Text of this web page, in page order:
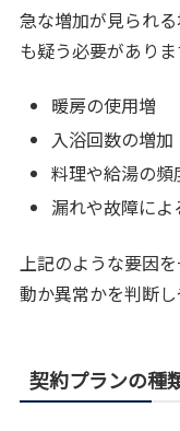
急な増加が見られ
も疑う必要がありま
暖房の使用増
入浴回数の増加
料理や給湯の頻
漏れや故障によ
上記のような要因
動か異常かを判断し
契約プランの種